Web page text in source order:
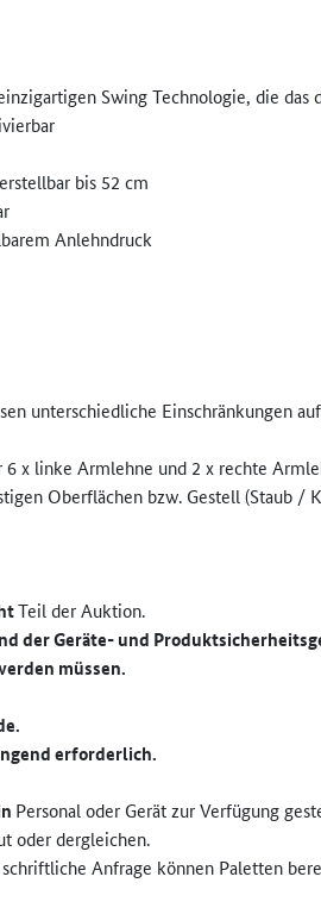
Swing Technologie, die
bis 52 cm
Anlehndruck
unterschiedliche Einschränkungen
x linke Armlehne und 2 x rechte
Oberflächen bzw. Gestell (Staub
Teil der Auktion.
der Geräte- und
müssen.
erforderlich.
Personal oder Gerät zur Verfügung
oder dergleichen.
Anfrage können Paletten